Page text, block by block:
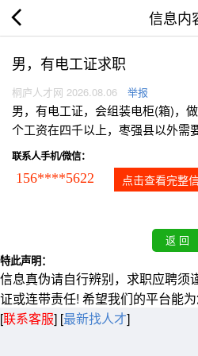
信息内
男，有电工证求职
桐庐人才网 2026.08.06 举报
男，有电工证，会组装电柜(箱)，
个工资在四千以上，枣强县以外需
联系人手机/微信：
156****5622 点击查看完整
特此声明：
信息真伪请自行辨别，求职应聘须
证或连带责任! 希望我们的平台能为
[联系客服] [最新找人才]